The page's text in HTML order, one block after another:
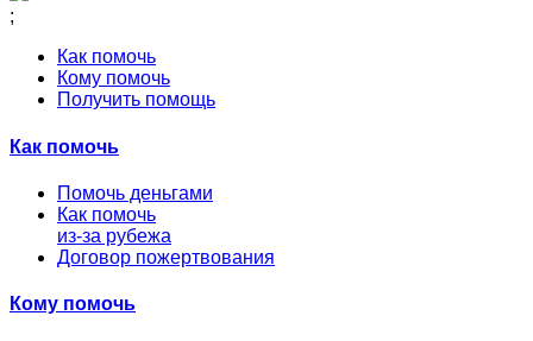
;
Как помочь
Кому помочь
Получить помощь
Как помочь
Помочь деньгами
Как помочь
из-за рубежа
Договор пожертвования
Кому помочь